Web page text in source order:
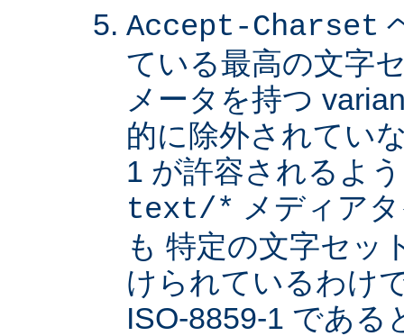
Accept-Charset
ている最高の文字
メータを持つ
的に除外されてい
1 が許容されるよ
text/* メディア
も 特定の文字セッ
けられているわけ
ISO-8859-1 である